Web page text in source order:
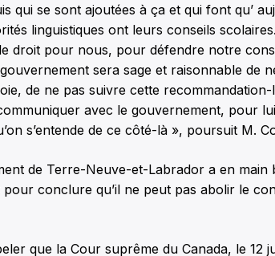
qui se sont ajoutées à ça et qui font qu’
linguistiques ont leurs conseils
droit pour nous, pour défendre notre
sera sage et raisonnable de
de ne pas suivre cette
avec le gouvernement, pour
s’entende de ce côté-là », poursuit M.
de Terre-Neuve-et-Labrador a en main
pour conclure qu’il ne peut pas abolir le
que la Cour suprême du Canada, le 12